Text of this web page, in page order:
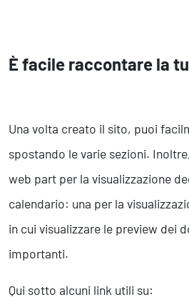
È facile raccontare la
Una volta creato il sito, puoi
spostando le varie sezioni.
web part per la visualizzazione
calendario: una per la
in cui visualizzare le preview dei
importanti.
Qui sotto alcuni link utili su: